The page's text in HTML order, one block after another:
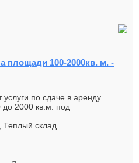
площади 100-2000кв. м. -
по сдаче в аренду
до 2000 кв.м. под
Теплый склад